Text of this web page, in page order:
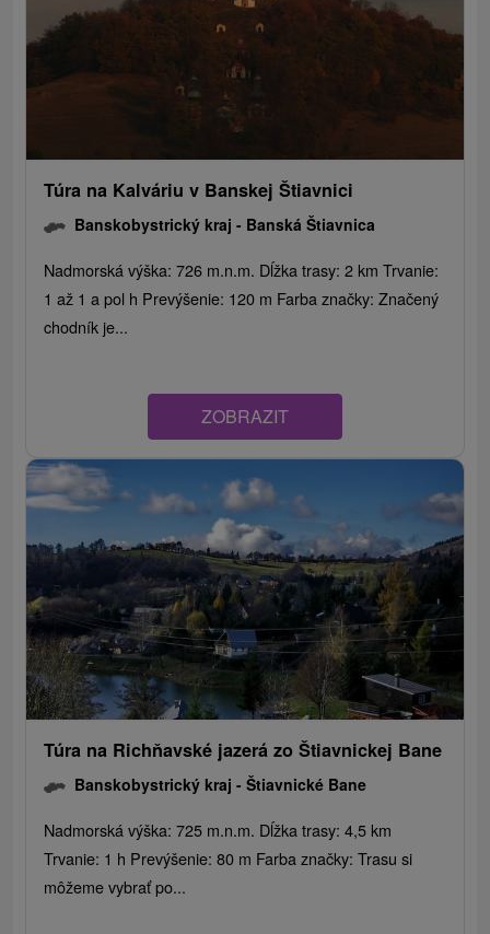
Túra na Kalváriu v Banskej Štiavnici
Banskobystrický kraj - Banská Štiavnica
Nadmorská výška: 726 m.n.m. Dĺžka trasy: 2 km Trvanie:
1 až 1 a pol h Prevýšenie: 120 m Farba značky: Značený
chodník je...
ZOBRAZIT
Túra na Richňavské jazerá zo Štiavnickej Bane
Banskobystrický kraj -Štiavnické Bane
Nadmorská výška: 725 m.n.m. Dĺžka trasy: 4,5 km
Trvanie: 1 h Prevýšenie: 80 m Farba značky: Trasu si
môžeme vybrať po...